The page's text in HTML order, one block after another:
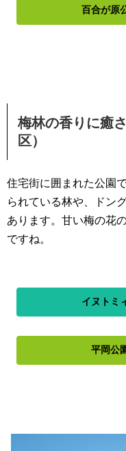
百合が原
梅林の香りに癒
区）
住宅街に囲まれた公園
られている林や、ドン
あります。甘い梅の花
ですね。
イヌトミ
平岡公